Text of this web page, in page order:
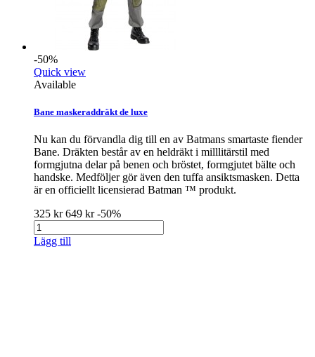
-50%
Quick view
Available
Bane maskeraddräkt de luxe
Nu kan du förvandla dig till en av Batmans smartaste fiender
Bane. Dräkten består av en heldräkt i milllitärstil med
formgjutna delar på benen och bröstet, formgjutet bälte och
handske. Medföljer gör även den tuffa ansiktsmasken. Detta
är en officiellt licensierad Batman ™ produkt.
325 kr649 kr-50%
Lägg till